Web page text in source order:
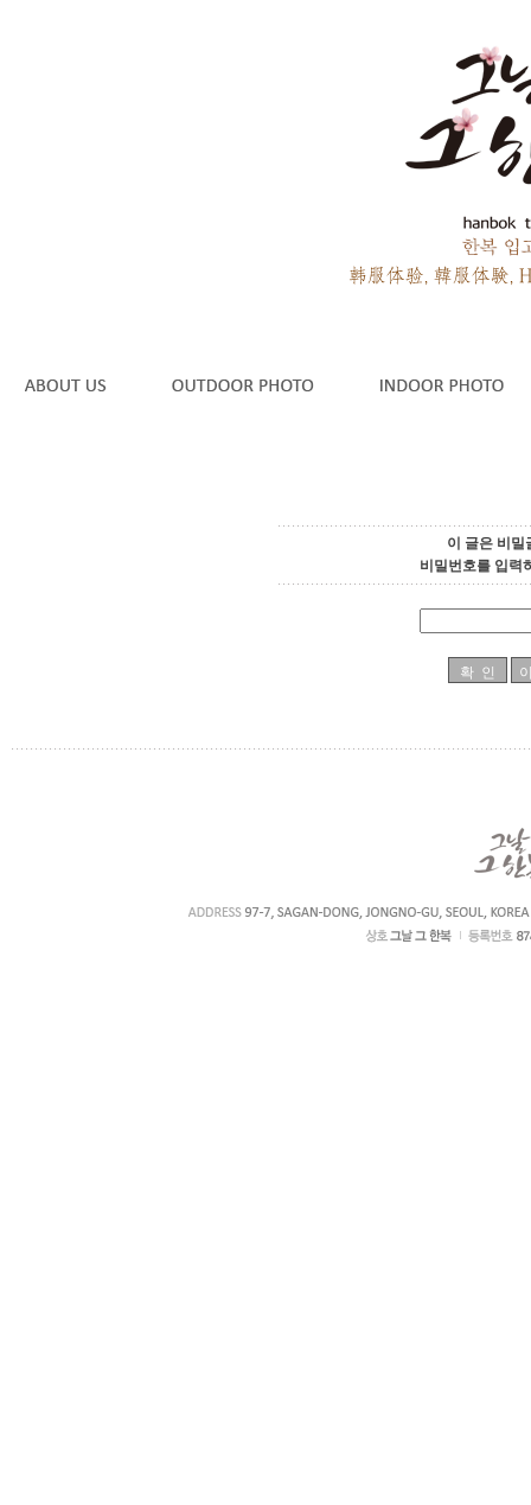
이 글은 비밀
비밀번호를 입력